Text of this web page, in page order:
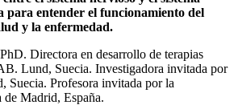
para entender el funcionamiento del
y la enfermedad.
Directora en desarrollo de terapias
Lund, Suecia. Investigadora invitada por
Suecia. Profesora invitada por la
Madrid, España.